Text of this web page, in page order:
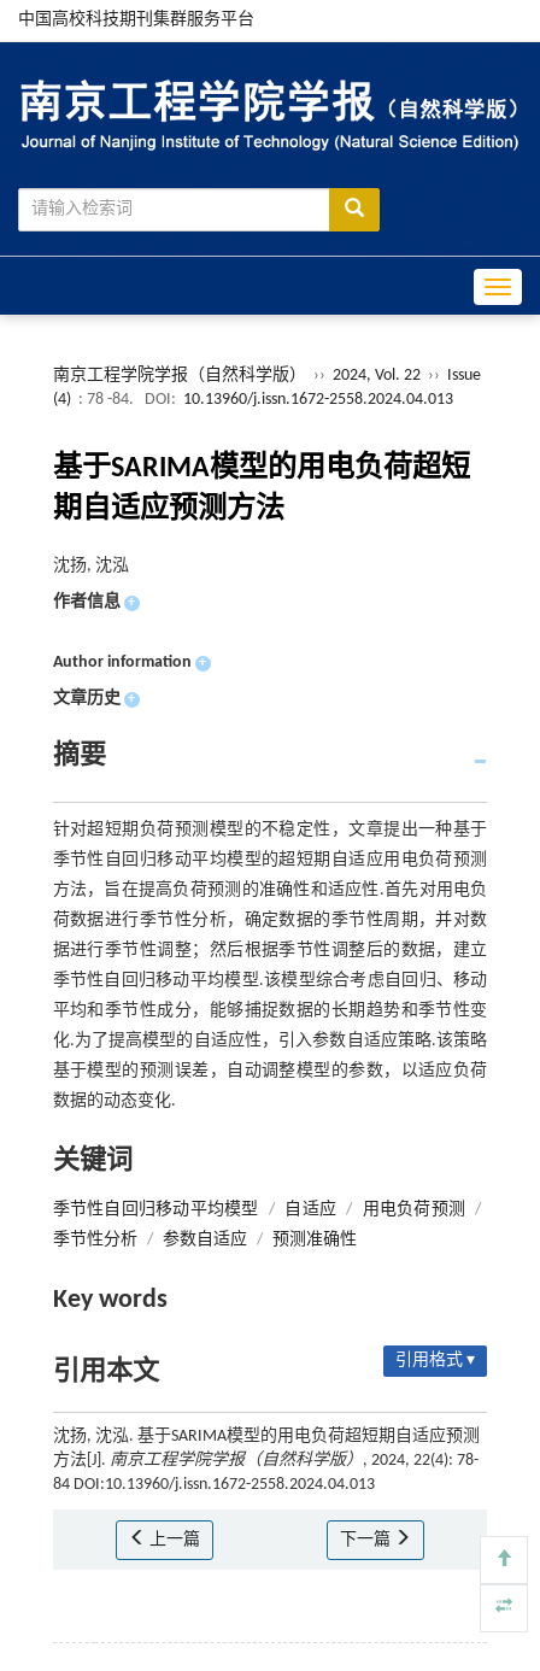
中国高校科技期刊集群服务平台
南京工程学院学报（自然科学版） ›› 2024, Vol. 22 ›› Issue
(4) : 78 -84. DOI: 10.13960/j.issn.1672-2558.2024.04.013
基于SARIMA模型的用电负荷超短
期自适应预测方法
沈扬, 沈泓
作者信息 +
Author information +
文章历史 +
摘要
针对超短期负荷预测模型的不稳定性，文章提出一种基于
季节性自回归移动平均模型的超短期自适应用电负荷预测
方法，旨在提高负荷预测的准确性和适应性.首先对用电负
荷数据进行季节性分析，确定数据的季节性周期，并对数
据进行季节性调整；然后根据季节性调整后的数据，建立
季节性自回归移动平均模型.该模型综合考虑自回归、移动
平均和季节性成分，能够捕捉数据的长期趋势和季节性变
化.为了提高模型的自适应性，引入参数自适应策略.该策略
基于模型的预测误差，自动调整模型的参数，以适应负荷
数据的动态变化.
关键词
季节性自回归移动平均模型 / 自适应 / 用电负荷预测
/
季节性分析 / 参数自适应 / 预测准确性
Key words
引用本文 引用格式 ▾
沈扬, 沈泓. 基于SARIMA模型的用电负荷超短期自适应预测
方法[J]. 南京工程学院学报（自然科学版） , 2024, 22(4): 78-
84 DOI:10.13960/j.issn.1672-2558.2024.04.013
上一篇 下一篇